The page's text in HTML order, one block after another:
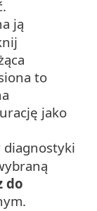
ją
to
jako
diagnostyki
do